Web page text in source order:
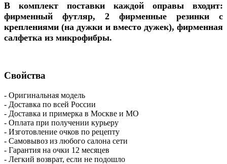
В комплект поставки каждой оправы входит:
фирменный футляр, 2 фирменные резинки с
креплениями (на дужки и вместо дужек), фирменная
салфетка из микрофибры.
Свойства
- Оригинальная модель
- Доставка по всей России
- Доставка и примерка в Москве и МО
- Оплата при получении курьеру
- Изготовление очков по рецепту
- Самовывоз из любого салона сети
- Гарантия на очки 12 месяцев
- Легкий возврат, если не подошло